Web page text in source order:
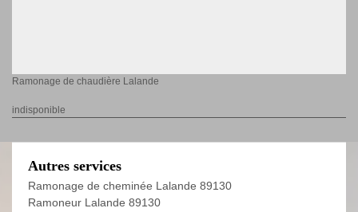
Ramonage de chaudière Lalande
indisponible
Autres services
Ramonage de cheminée Lalande 89130
Ramoneur Lalande 89130